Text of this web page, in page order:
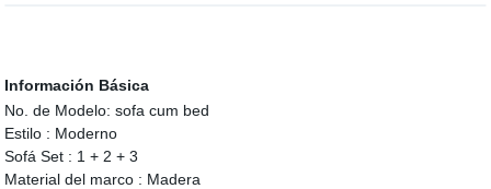
Información Básica
No. de Modelo: sofa cum bed
Estilo : Moderno
Sofá Set : 1 + 2 + 3
Material del marco : Madera